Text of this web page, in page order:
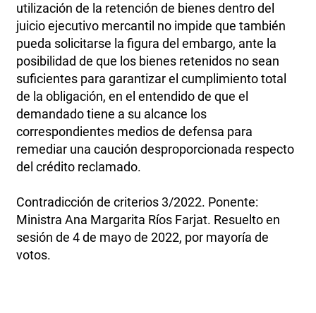
utilización de la retención de bienes dentro del
juicio ejecutivo mercantil no impide que también
pueda solicitarse la figura del embargo, ante la
posibilidad de que los bienes retenidos no sean
suficientes para garantizar el cumplimiento total
de la obligación, en el entendido de que el
demandado tiene a su alcance los
correspondientes medios de defensa para
remediar una caución desproporcionada respecto
del crédito reclamado.
Contradicción de criterios 3/2022. Ponente:
Ministra Ana Margarita Ríos Farjat. Resuelto en
sesión de 4 de mayo de 2022, por mayoría de
votos.